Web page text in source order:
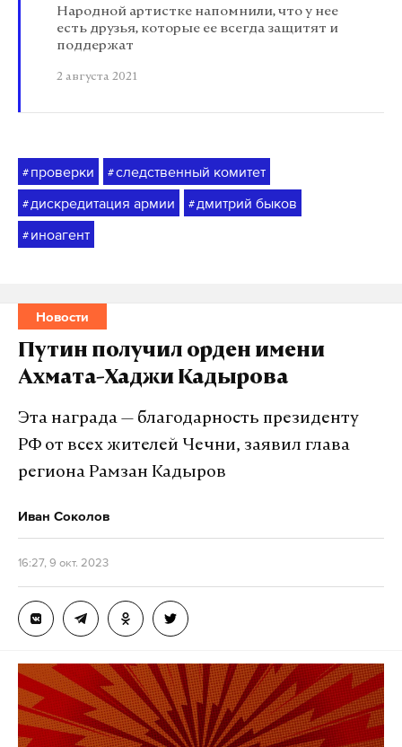
Народной артистке напомнили, что у нее
есть друзья, которые ее всегда защитят и
поддержат
2 августа 2021
# проверки #следственный комитет
# дискредитация армии # дмитрий быков
# иноагент
Новости
Путин получил орден имени
Ахмата-Хаджи Кадырова
Эта награда — благодарность президенту
РФ от всех жителей Чечни, заявил глава
региона Рамзан Кадыров
Иван Соколов
16:27, 9 окт. 2023